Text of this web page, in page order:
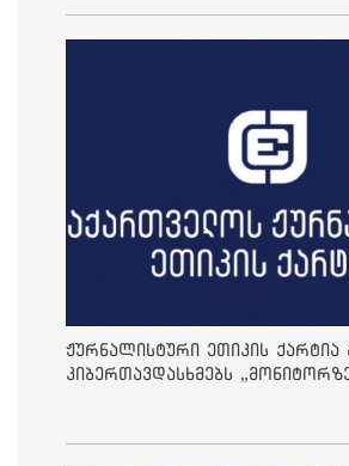
ჟურნალისტური ეთიკის ქარტია
კიბერთავდასხმებს